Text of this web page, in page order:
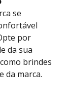
se
por
da sua
brindes
da marca.